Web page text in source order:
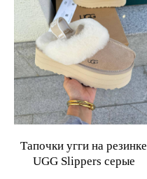
Тапочки угги на резинке
UGG Slippers серые